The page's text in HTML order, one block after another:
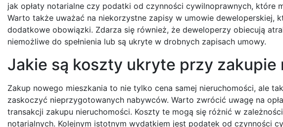
jak opłaty notarialne czy podatki od czynności cywilnoprawnych, które
Warto także uważać na niekorzystne zapisy w umowie deweloperskiej,
dodatkowe obowiązki. Zdarza się również, że deweloperzy obiecują
niemożliwe do spełnienia lub są ukryte w drobnych zapisach umowy.
Jakie są koszty ukryte przy zakupie
Zakup nowego mieszkania to nie tylko cena samej nieruchomości, ale
zaskoczyć nieprzygotowanych nabywców. Warto zwrócić uwagę na
transakcji zakupu nieruchomości. Koszty te mogą się różnić w
notarialnych. Kolejnym istotnym wydatkiem jest podatek od czynności